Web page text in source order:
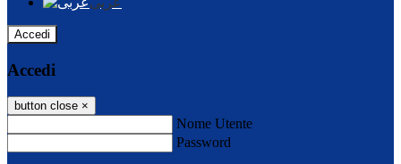
Accedi
Accedi
button close ×
Nome Utente
Password